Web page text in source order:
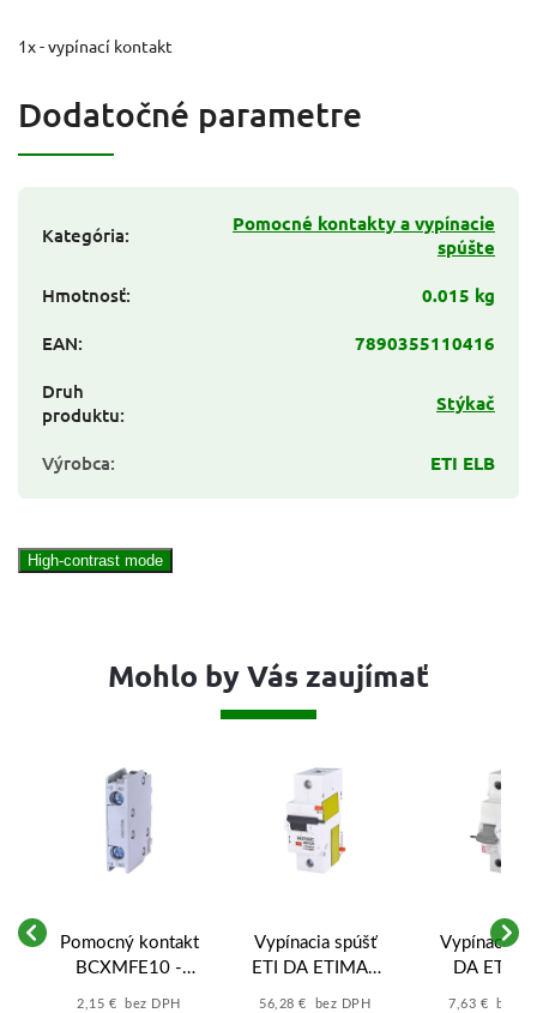
1x - vypínací kontakt
Dodatočné parametre
Kategória:
Pomocné kontakty a vypínacie
spúšte
Hmotnosť:
0.015 kg
EAN:
7890355110416
Druh
produktu: Stýkač
Výrobca: ETI ELB
High-contrast mode
Mohlo by Vás zaujímať
Pomocný kontakt
BCXMFE10 -
zapínací - pre
2,15 € bez DPH
Vypínacia spúšť
ETI DA ETIMAT
80/125 110-
56,28 € bez DPH
Vypínacia
DA
P6/P10 12-
7,63 € bez